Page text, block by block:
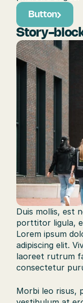
Button
Story-
Duis mollis, est
porttitor ligula,
Lorem ipsum
adipiscing elit.
laoreet rutrum
consectetur
Morbi leo risus,